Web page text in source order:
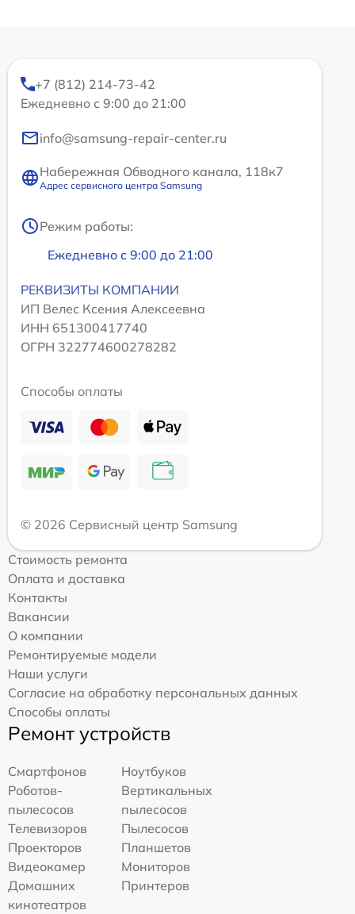
+7 (812) 214-73-42
Ежедневно с 9:00 до 21:00
info@samsung-repair-center.ru
Набережная Обводного канала, 118к7
Адрес сервисного центра Samsung
Режим работы:
Ежедневно с 9:00 до 21:00
РЕКВИЗИТЫ КОМПАНИИ
ИП Велес Ксения Алексеевна
ИНН 651300417740
ОГРН 322774600278282
Способы оплаты
© 2026 Сервисный центр Samsung
Стоимость ремонта
Оплата и доставка
Контакты
Вакансии
О компании
Ремонтируемые модели
Наши услуги
Согласие на обработку персональных данных
Способы оплаты
Ремонт устройств
Смартфонов
Ноутбуков
Роботов-
пылесосов
Вертикальных
пылесосов
Телевизоров
Пылесосов
Проекторов
Планшетов
Видеокамер
Мониторов
Домашних
кинотеатров
Принтеров